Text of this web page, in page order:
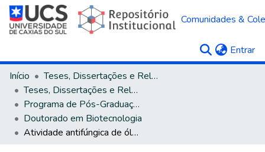
Comunidades &
Entrar
Início
Teses, Dissertações e Relatórios
Teses, Dissertações e Relatórios defendidos na UCS
Programa de Pós-Graduação em Biotecnologia
Doutorado em Biotecnologia
Atividade antifúngica de óleos essenciais contra fungos fitopatogênicos de tomateiro (Solanum lycopersicum) e análise proteômica de tomateiro infectado por Alternaria solani sorauer